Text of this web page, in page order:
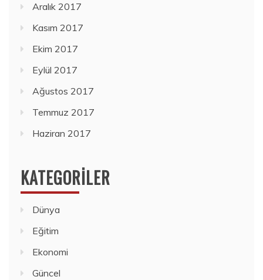
Aralık 2017
Kasım 2017
Ekim 2017
Eylül 2017
Ağustos 2017
Temmuz 2017
Haziran 2017
KATEGORILER
Dünya
Eğitim
Ekonomi
Güncel